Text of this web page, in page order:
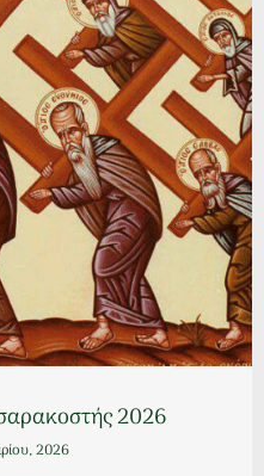
2026
2026